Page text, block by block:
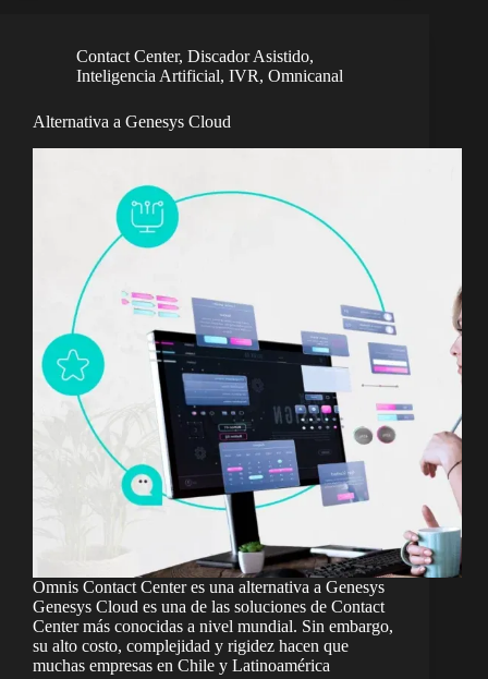
Contact Center, Discador Asistido,
Inteligencia Artificial, IVR, Omnicanal
Alternativa a Genesys Cloud
Omnis Contact Center es una alternativa a Genesys
Genesys Cloud es una de las soluciones de Contact
Center más conocidas a nivel mundial. Sin embargo,
su alto costo, complejidad y rigidez hacen que
muchas empresas en Chile y Latinoamérica